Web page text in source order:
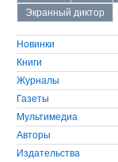
Экранный диктор
Новинки
Книги
Журналы
Газеты
Мультимедиа
Авторы
Издательства